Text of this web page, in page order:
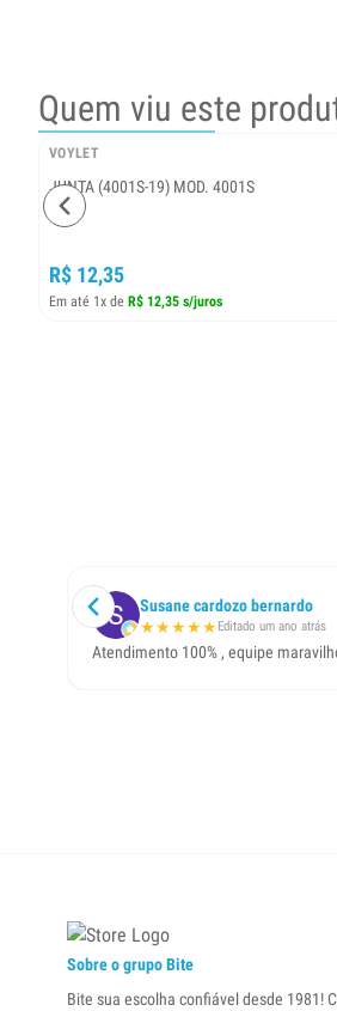
Quem viu este
VOYLET
JUNTA (4001S-19) MOD. 4001S
R$ 12,35
Em até 1x de R$ 12,35 s/juros
Susane cardozo bernardo
★★★★★ Editado um ano atrás
Atendimento 100% , equipe
Sobre o grupo Bite
Bite sua escolha confiável desde 1981!